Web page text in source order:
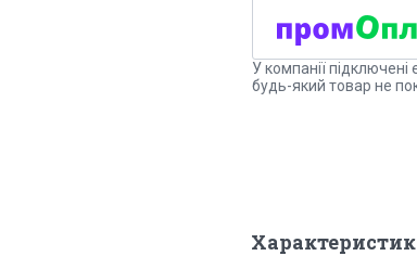
У компанії
будь-який товар не